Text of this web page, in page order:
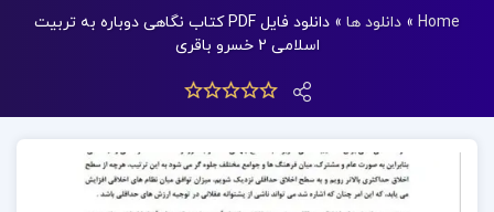
Home
» دانلود ها »
دانلود فایل PDF کتاب نگاهی دوباره به تربیت
اسلامی 2 خسرو باقری